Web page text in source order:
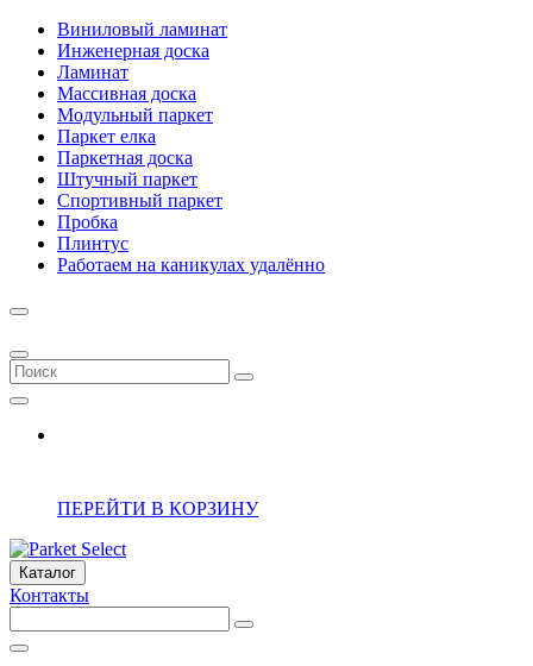
Виниловый ламинат
Инженерная доска
Ламинат
Массивная доска
Модульный паркет
Паркет елка
Паркетная доска
Штучный паркет
Спортивный паркет
Пробка
Плинтус
Работаем на каникулах удалённо
ПЕРЕЙТИ В КОРЗИНУ
Каталог
Контакты